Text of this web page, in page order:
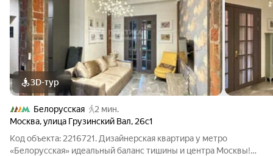
3D-тур
Белорусская
2 мин.
Москва,улица Грузинский Вал, 26с1
Код объекта: 2216721. Дизайнерская квартира у метро
«Белорусская» идеальный баланс тишины и центра Москвы!